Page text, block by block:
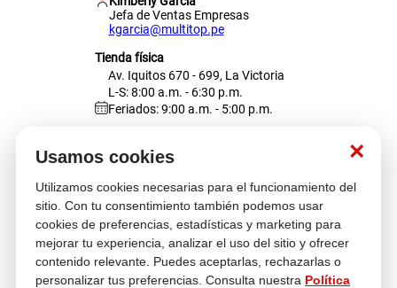
×
Usamos cookies
Utilizamos cookies necesarias para el funcionamiento del
sitio. Con tu consentimiento también podemos usar
cookies de preferencias, estadísticas y marketing para
mejorar tu experiencia, analizar el uso del sitio y ofrecer
contenido relevante. Puedes aceptarlas, rechazarlas o
personalizar tus preferencias. Consulta nuestra Política
Jefa de Ventas Empresas
kgarcia@multitop.pe
Tienda física
Av. Iquitos 670 - 699, La Victoria
L-S: 8:00 a.m. - 6:30 p.m.
Feriados: 9:00 a.m. - 5:00 p.m.
Atención al cliente
Descubre más